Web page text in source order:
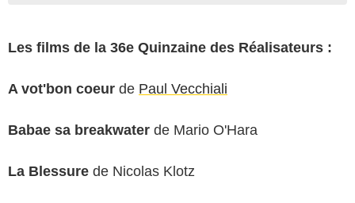
Les films de la 36e Quinzaine des Réalisateurs :
A vot'bon coeur de Paul Vecchiali
Babae sa breakwater de Mario O'Hara
La Blessure de Nicolas Klotz